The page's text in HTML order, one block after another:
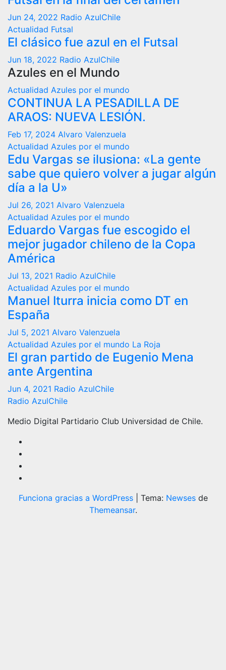
Jun 24, 2022 Radio AzulChile
Actualidad Futsal
El clásico fue azul en el Futsal
Jun 18, 2022 Radio AzulChile
Azules en el Mundo
Actualidad Azules por el mundo
CONTINUA LA PESADILLA DE
ARAOS: NUEVA LESIÓN.
Feb 17, 2024 Alvaro Valenzuela
Actualidad Azules por el mundo
Edu Vargas se ilusiona: «La gente
sabe que quiero volver a jugar algún
día a la U»
Jul 26, 2021 Alvaro Valenzuela
Actualidad Azules por el mundo
Eduardo Vargas fue escogido el
mejor jugador chileno de la Copa
América
Jul 13, 2021 Radio AzulChile
Actualidad Azules por el mundo
Manuel Iturra inicia como DT en
España
Jul 5, 2021 Alvaro Valenzuela
Actualidad Azules por el mundo La Roja
El gran partido de Eugenio Mena
ante Argentina
Jun 4, 2021 Radio AzulChile
Radio AzulChile
Medio Digital Partidario Club Universidad de Chile.
Funciona gracias a WordPress Tema: Newsesde
Themeansar.